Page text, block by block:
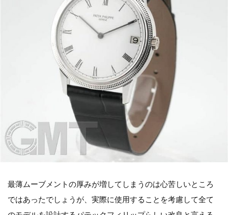
最薄ムーブメントの厚みが増してしまうのは心苦しいところ
ではあったでしょうが、実際に使用することを考慮して全て